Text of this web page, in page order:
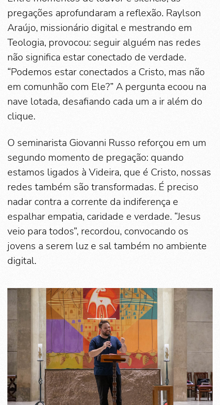
pregações aprofundaram a reflexão. Raylson
Araújo, missionário digital e mestrando em
Teologia, provocou: seguir alguém nas redes
não significa estar conectado de verdade.
“Podemos estar conectados a Cristo, mas não
em comunhão com Ele?” A pergunta ecoou na
nave lotada, desafiando cada um a ir além do
clique.
O seminarista Giovanni Russo reforçou em um
segundo momento de pregação: quando
estamos ligados à Videira, que é Cristo, nossas
redes também são transformadas. É preciso
nadar contra a corrente da indiferença e
espalhar empatia, caridade e verdade. “Jesus
veio para todos”, recordou, convocando os
jovens a serem luz e sal também no ambiente
digital.